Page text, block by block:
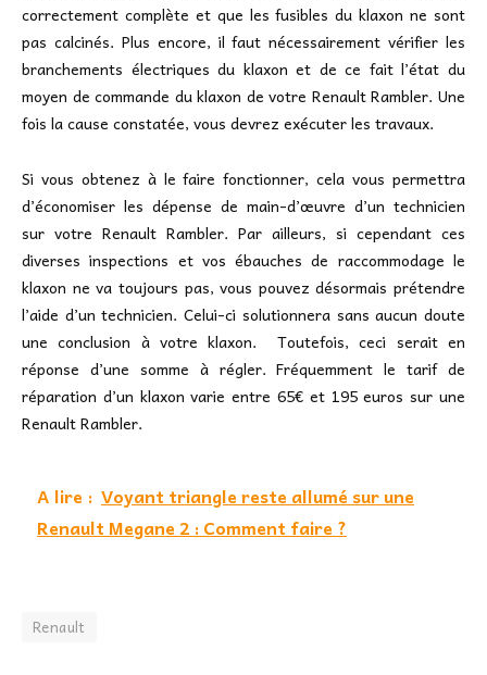
correctement complète et que les fusibles du klaxon ne sont
pas calcinés. Plus encore, il faut nécessairement vérifier les
branchements électriques du klaxon et de ce fait l’état du
moyen de commande du klaxon de votre Renault Rambler. Une
fois la cause constatée, vous devrez exécuter les travaux.
Si vous obtenez à le faire fonctionner, cela vous permettra
d’économiser les dépense de main-d’œuvre d’un technicien
sur votre Renault Rambler. Par ailleurs, si cependant ces
diverses inspections et vos ébauches de raccommodage le
klaxon ne va toujours pas, vous pouvez désormais prétendre
l’aide d’un technicien. Celui-ci solutionnera sans aucun doute
une conclusion à votre klaxon. Toutefois, ceci serait en
réponse d’une somme à régler. Fréquemment le tarif de
réparation d’un klaxon varie entre 65€ et 195 euros sur une
Renault Rambler.
A lire : Voyant triangle reste allumé sur une
Renault Megane 2 : Comment faire ?
Renault